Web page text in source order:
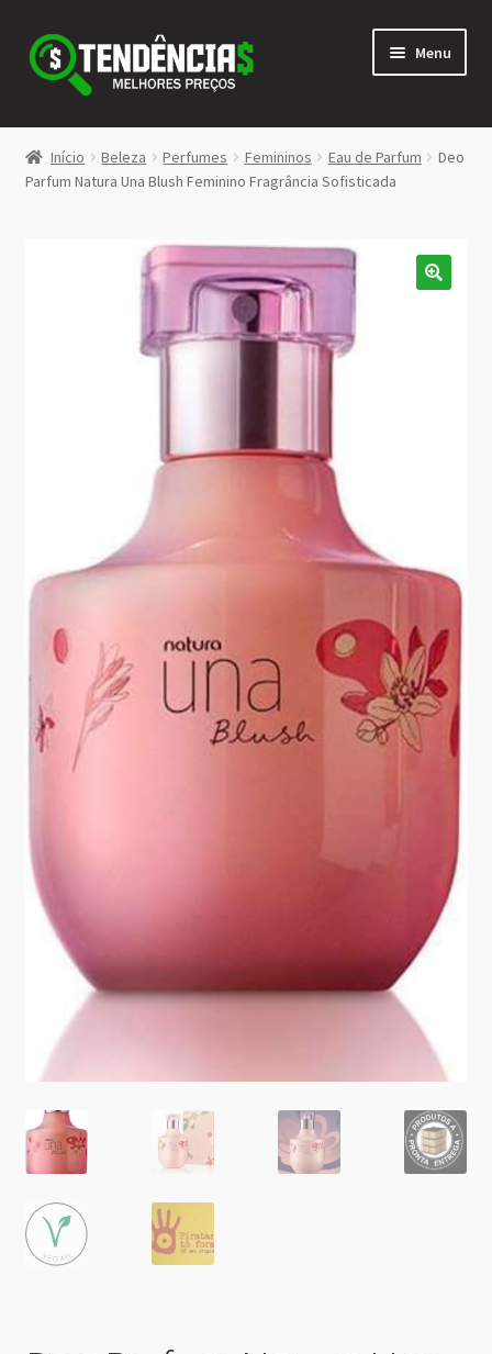
Pular
para
navegação
Pular
para
conteúdo
Menu
LOJA
<>
Início Beleza Perfumes Femininos Eau de Parfum
Deo
Parfum Natura Una Blush Feminino Fragrância Sofisticada